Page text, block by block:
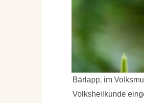
Bärlapp, im
Volksheilkunde